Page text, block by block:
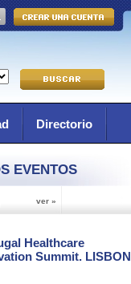
Directorio
EVENTOS
Healthcare
Summit. LISBON